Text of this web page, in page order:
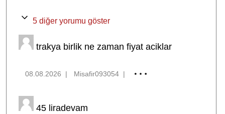
5 diğer yorumu göster
trakya birlik ne zaman fiyat aciklar
08.08.2026 | Misafir093054 |
45 liradevam